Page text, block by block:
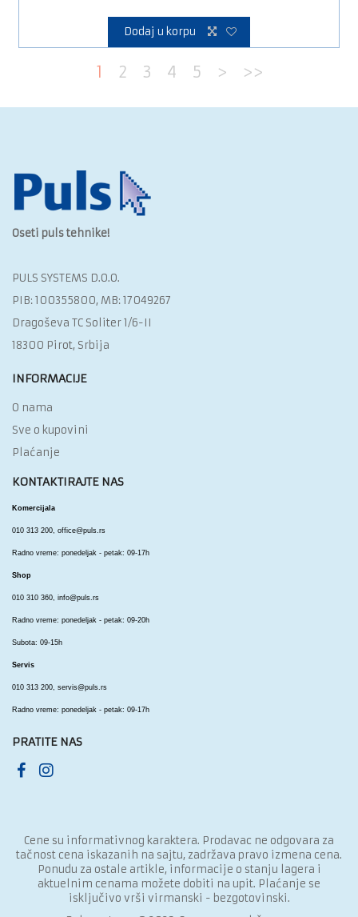
Dodaj u korpu
1 2 3 4 5 > >>
Oseti puls tehnike!
PULS SYSTEMS D.O.O.‎
PIB: 100355800, MB: 17049267
Dragoševa TC Soliter 1/6-II
18300 Pirot, Srbija
INFORMACIJE
O nama
Sve o kupovini
Plaćanje
KONTAKTIRAJTE NAS
Komercijala
010 313 200, office@puls.rs
Radno vreme: ponedeljak - petak: 09-17h
Shop
010 310 360, info@puls.rs
Radno vreme: ponedeljak - petak: 09-20h
Subota: 09-15h
Servis
010 313 200, servis@puls.rs
Radno vreme: ponedeljak - petak: 09-17h
PRATITE NAS
Cene su informativnog karaktera. Prodavac ne odgovara za
tačnost cena iskazanih na sajtu, zadržava pravo izmena cena.
Ponudu za ostale artikle, informacije o stanju lagera i
aktuelnim cenama možete dobiti na upit. Plaćanje se
isključivo vrši virmanski - bezgotovinski.